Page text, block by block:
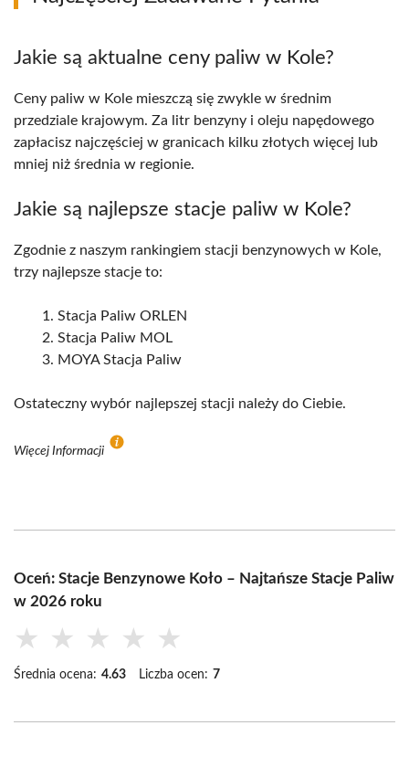
Jakie są aktualne ceny paliw w Kole?
Ceny paliw w Kole mieszczą się zwykle w średnim
przedziale krajowym. Za litr benzyny i oleju napędowego
zapłacisz najczęściej w granicach kilku złotych więcej lub
mniej niż średnia w regionie.
Jakie są najlepsze stacje paliw w Kole?
Zgodnie z naszym rankingiem stacji benzynowych w Kole,
trzy najlepsze stacje to:
Stacja Paliw ORLEN
Stacja Paliw MOL
MOYA Stacja Paliw
Ostateczny wybór najlepszej stacji należy do Ciebie.
Więcej Informacji
Oceń: Stacje Benzynowe Koło – Najtańsze Stacje Paliw
w 2026 roku
★ ★ ★ ★ ★
Średnia ocena: 4.63 Liczba ocen: 7